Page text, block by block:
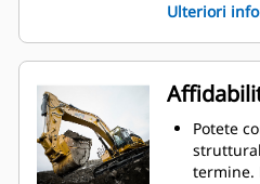
benna. Il
della
I
le
Ulteriori
Potete
termine.